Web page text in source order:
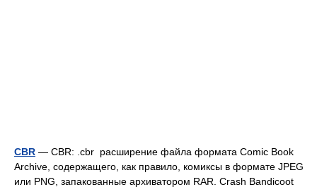
CBR — CBR: .cbr расширение файла формата Comic Book
Archive, содержащего, как правило, комиксы в формате JPEG
или PNG, запакованные архиватором RAR. Crash Bandicoot